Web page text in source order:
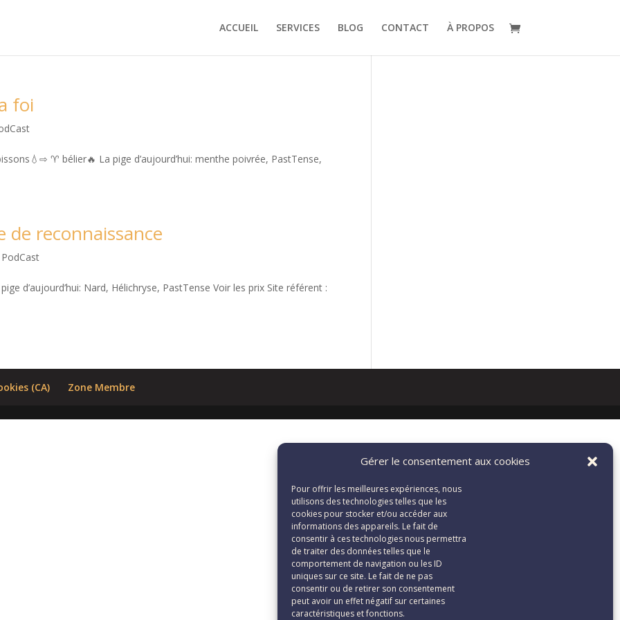
Gérer le consentement aux cookies
Pour offrir les meilleures expériences, nous
utilisons des technologies telles que les
cookies pour stocker et/ou accéder aux
informations des appareils. Le fait de
consentir à ces technologies nous permettra
de traiter des données telles que le
comportement de navigation ou les ID
uniques sur ce site. Le fait de ne pas
consentir ou de retirer son consentement
peut avoir un effet négatif sur certaines
caractéristiques et fonctions.
ACCUEIL SERVICES BLOG CONTACT À PROPOS
foi
♈️ bélier🔥 La pige d’aujourd’hui: menthe poivrée, PastTense,
de reconnaissance
d’aujourd’hui: Nard, Hélichryse, PastTense Voir les prix Site référent :
(CA) Zone Membre